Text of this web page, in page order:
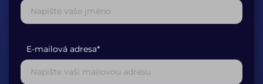
E-mailová adresa*